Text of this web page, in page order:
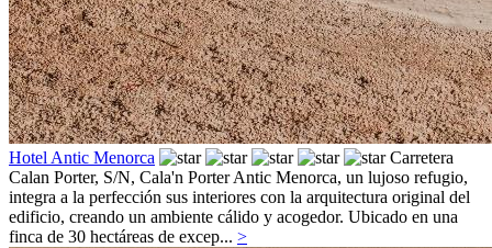
Hotel Antic Menorca
Carretera
Calan Porter, S/N, Cala'n PorterAntic Menorca, un lujoso refugio,
integra a la perfección sus interiores con la arquitectura original del
edificio, creando un ambiente cálido y acogedor. Ubicado en una
finca de 30 hectáreas de excep... >